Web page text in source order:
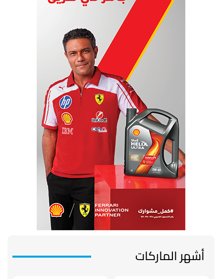
أشهر الماركات